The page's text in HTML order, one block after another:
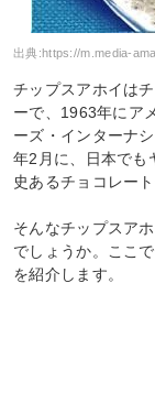
出典:https://m.media-
チップスアホイは
ーで、1963年にア
ーズ・インターナ
年2月に、日本でも
史あるチョコレー
そんなチップスア
でしょうか。ここ
を紹介します。